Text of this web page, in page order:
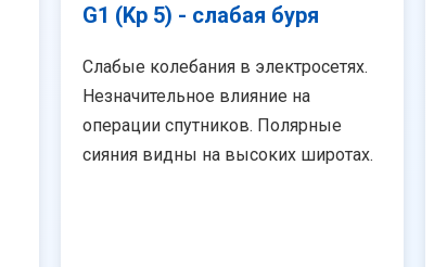
G1 (Kp 5) - слабая буря
Слабые колебания в электросетях.
Незначительное влияние на
операции спутников. Полярные
сияния видны на высоких широтах.